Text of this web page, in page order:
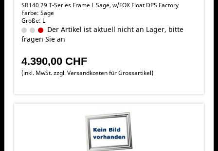
SB140 29 T-Series Frame L Sage, w/FOX Float DPS Factory
Farbe: Sage
Größe: L
Der Artikel ist aktuell nicht an Lager, bitte
fragen Sie an
4.390,00 CHF
(inkl. MwSt. zzgl.Versandkosten für Grossartikel)